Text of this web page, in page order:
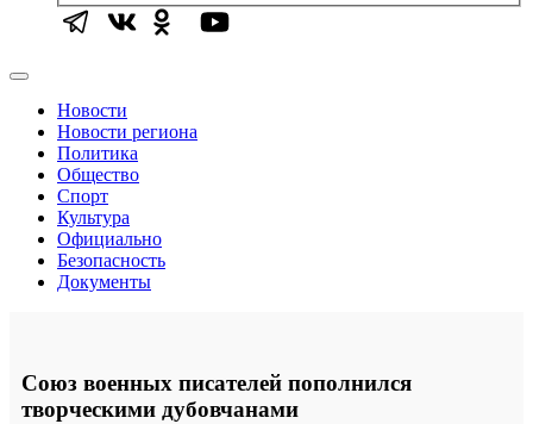
Новости
Новости региона
Политика
Общество
Спорт
Культура
Официально
Безопасность
Документы
Союз военных писателей пополнился
творческими дубовчанами